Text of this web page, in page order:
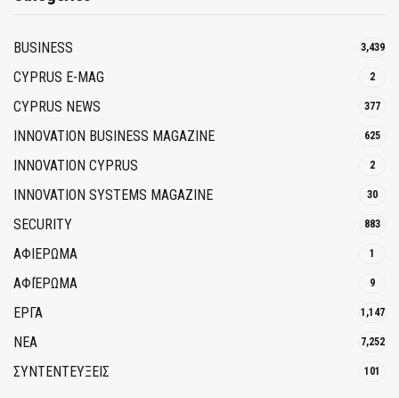
BUSINESS 3,439
CYPRUS E-MAG 2
CYPRUS NEWS 377
INNOVATION BUSINESS MAGAZINE 625
INNOVATION CYPRUS 2
INNOVATION SYSTEMS MAGAZINE 30
SECURITY 883
ΑΦΙΕΡΩΜΑ 1
ΑΦΙΈΡΩΜΑ 9
ΕΡΓΑ 1,147
ΝΕΑ 7,252
ΣΥΝΤΕΝΤΕΥΞΕΙΣ 101